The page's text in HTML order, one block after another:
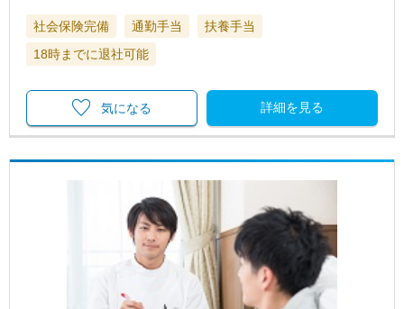
社会保険完備 通勤手当
扶養手当
18時までに退社可能
詳細を見る
気になる